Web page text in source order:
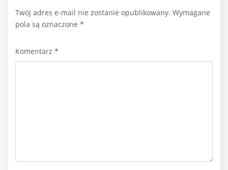
Twój adres e-mail nie zostanie opublikowany. Wymagane
pola są oznaczone *
Komentarz *